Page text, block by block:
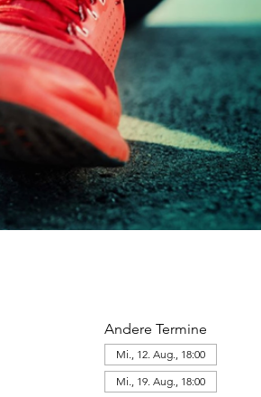
Andere Termine
Mi., 12. Aug., 18:00
Mi., 19. Aug., 18:00